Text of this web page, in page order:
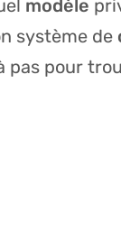
modèle
système de
pas pour